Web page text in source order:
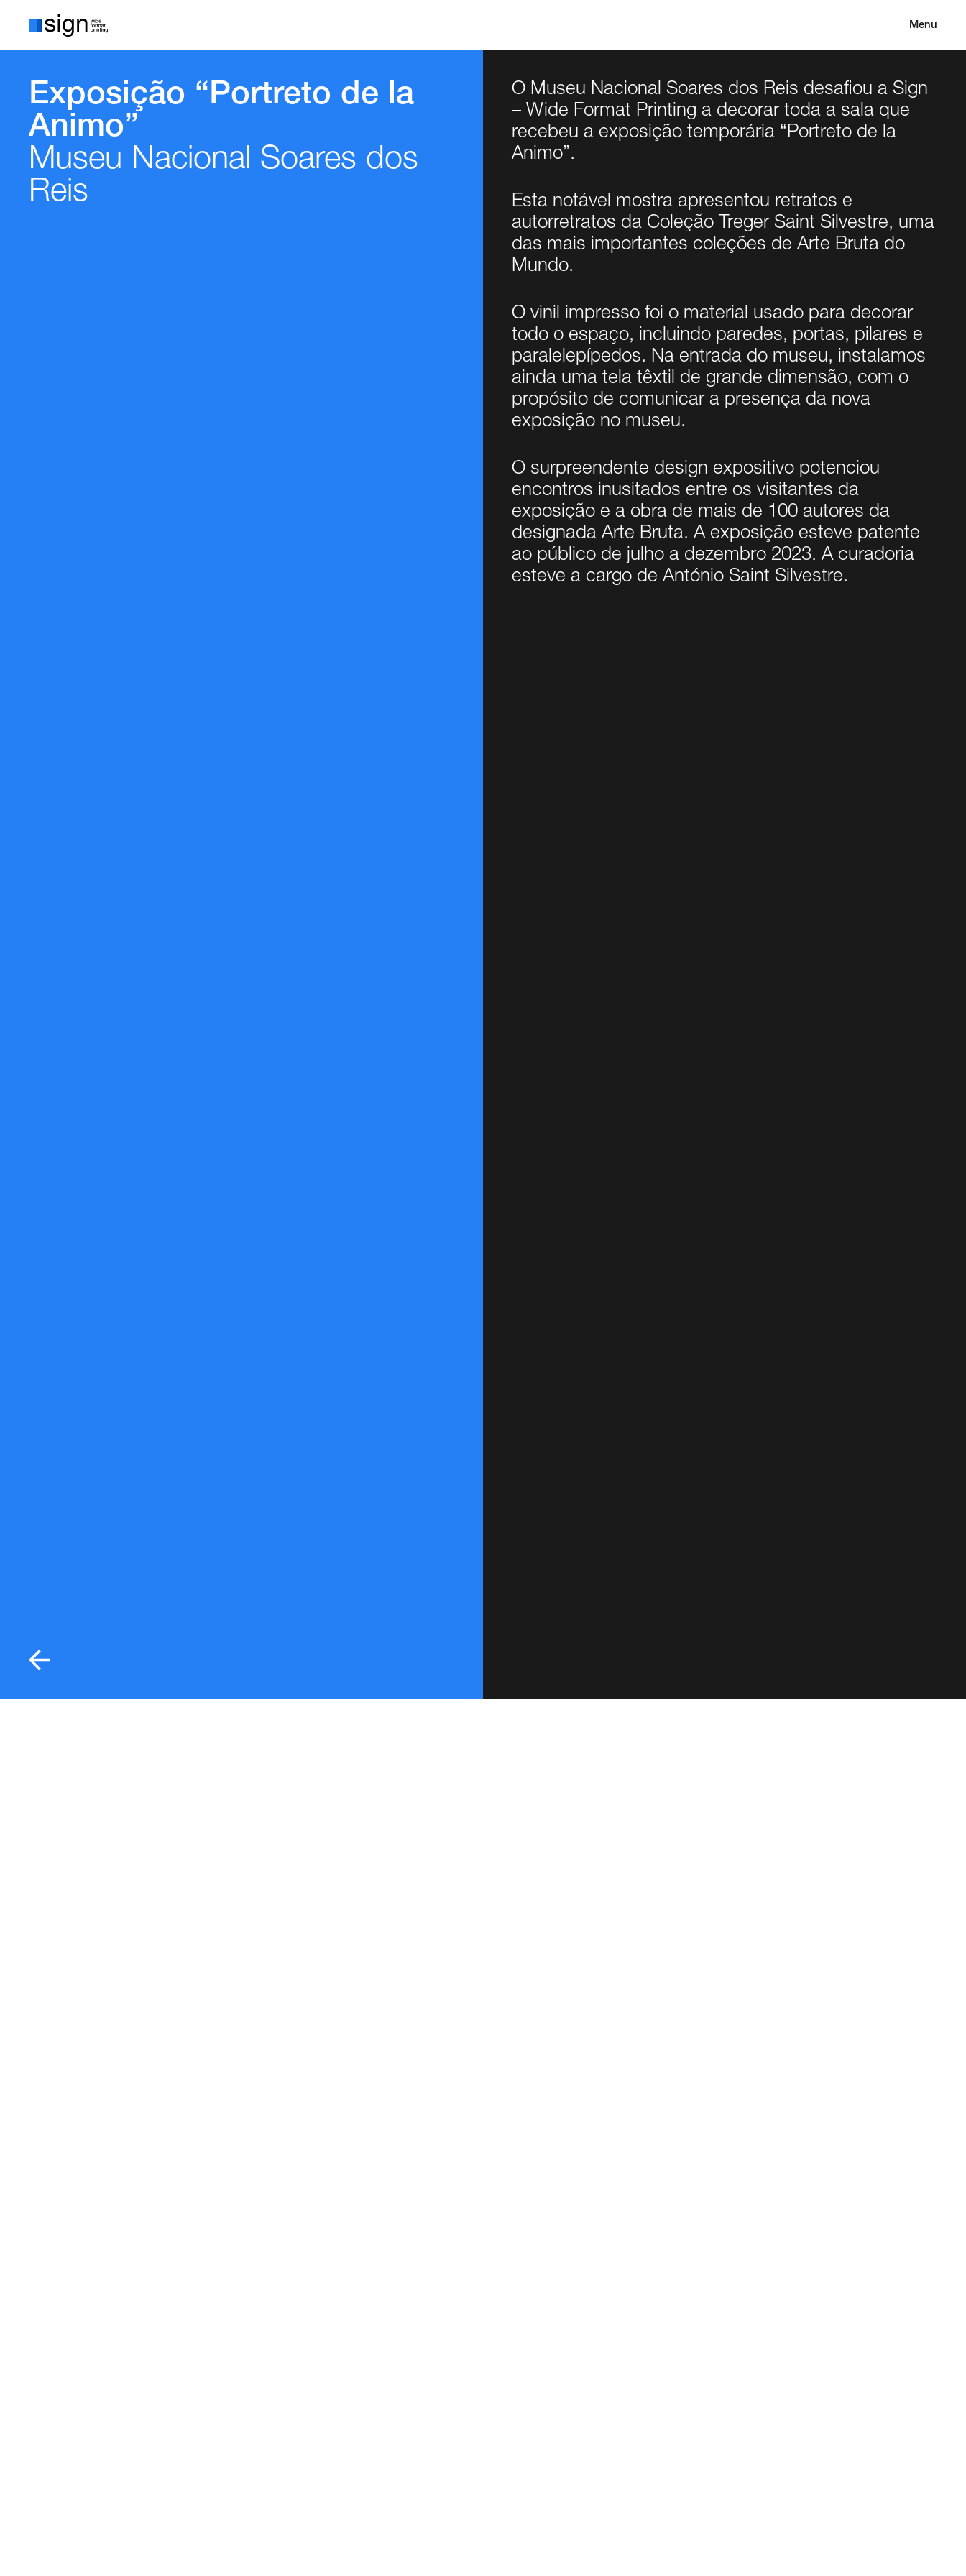
Menu
Exposição “Portreto de la
Animo”
Museu Nacional Soares dos
Reis
O Museu Nacional Soares dos Reis desafiou a Sign
– Wide Format Printing a decorar toda a sala que
recebeu a exposição temporária “Portreto de la
Animo”.
Esta notável mostra apresentou retratos e
autorretratos da Coleção Treger Saint Silvestre, uma
das mais importantes coleções de Arte Bruta do
Mundo.
O vinil impresso foi o material usado para decorar
todo o espaço, incluindo paredes, portas, pilares e
paralelepípedos. Na entrada do museu, instalamos
ainda uma tela têxtil de grande dimensão, com o
propósito de comunicar a presença da nova
exposição no museu.
O surpreendente design expositivo potenciou
encontros inusitados entre os visitantes da
exposição e a obra de mais de 100 autores da
designada Arte Bruta. A exposição esteve patente
ao público de julho a dezembro 2023. A curadoria
esteve a cargo de António Saint Silvestre.